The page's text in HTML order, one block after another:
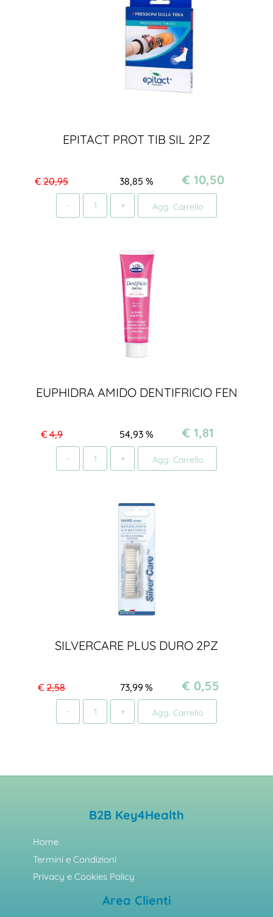
EPITACT PROT TIB SIL 2PZ
€ 20,95 %
38,85 € 10,50
Agg. Carrello
EUPHIDRA AMIDO DENTIFRICIO FEN
€4,9 %
54,93 € 1,81
Agg. Carrello
SILVERCARE PLUS DURO 2PZ
€ 2,58 %
73,99 € 0,55
Agg. Carrello
B2B Key4Health
Home
Termini e Condizioni
Privacy e Cookies Policy
Area Clienti